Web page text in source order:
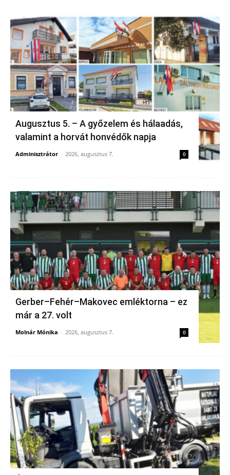
Augusztus 5. – A győzelem és hálaadás,
valamint a horvát honvédők napja
Adminisztrátor - 2026, augusztus 7. 0
Gerber–Fehér–Makovec emléktorna – ez
már a 27. volt
Molnár Mónika - 2026, augusztus 7. 0